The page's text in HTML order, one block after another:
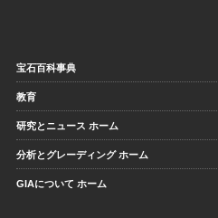
宝石百科事典
教育
研究とニュース ホーム
分析とグレーディング ホーム
GIAについて ホーム